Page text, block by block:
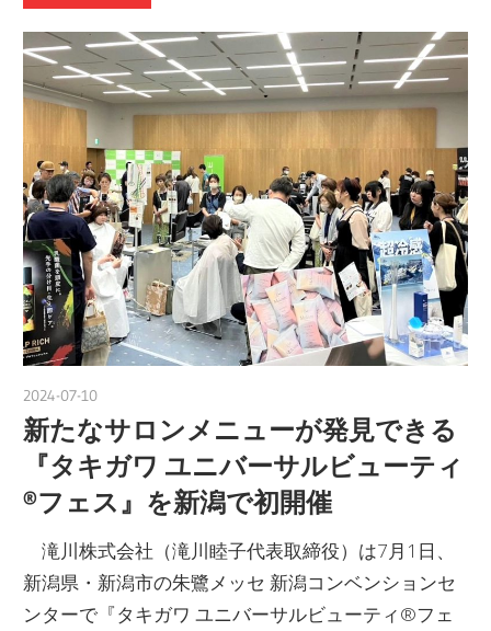
2024-07-10
新たなサロンメニューが発見できる
『タキガワ ユニバーサルビューティ
®フェス』を新潟で初開催
滝川株式会社（滝川睦子代表取締役）は7月1日、
新潟県・新潟市の朱鷺メッセ 新潟コンベンションセ
ンターで『タキガワ ユニバーサルビューティ®フェ